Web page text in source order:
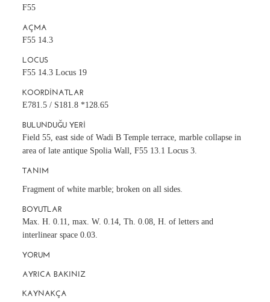
F55
AÇMA
F55 14.3
LOCUS
F55 14.3 Locus 19
KOORDINATLAR
E781.5 / S181.8 *128.65
BULUNDUĞU YERI
Field 55, east side of Wadi B Temple terrace, marble collapse in
area of late antique Spolia Wall, F55 13.1 Locus 3.
TANIM
Fragment of white marble; broken on all sides.
BOYUTLAR
Max. H. 0.11, max. W. 0.14, Th. 0.08, H. of letters and
interlinear space 0.03.
YORUM
AYRICA BAKINIZ
KAYNAKÇA